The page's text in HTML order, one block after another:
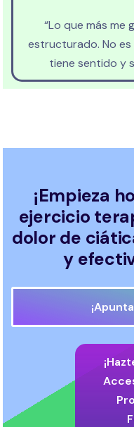
“Lo que más me
estructurado. No
tiene sentido y
¡Empieza
ejercicio
dolor de
y